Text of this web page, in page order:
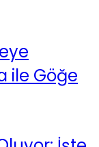
ile Göğe